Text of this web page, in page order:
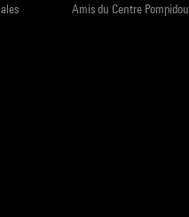
Amis du Centre Pompidou